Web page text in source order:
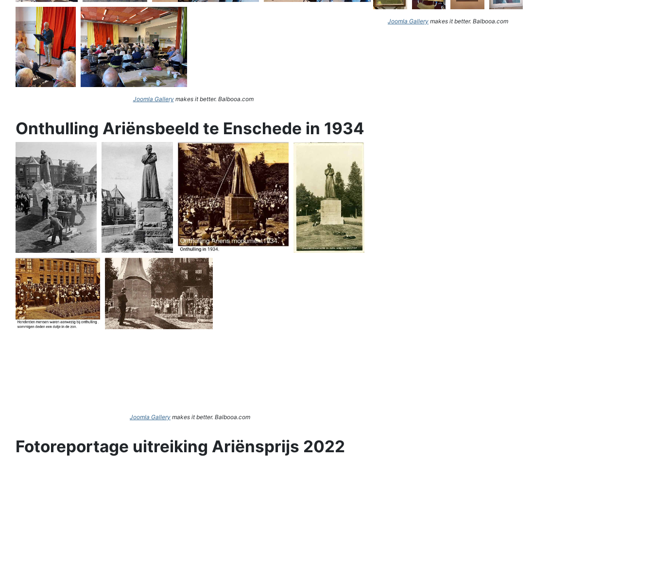
Joomla Gallerymakes it better. Balbooa.com
Joomla Gallery makes it better. Balbooa.com
Onthulling Ariënsbeeld te Enschede in 1934
Joomla Gallery makes it better. Balbooa.com
Fotoreportage uitreiking Ariënsprijs 2022